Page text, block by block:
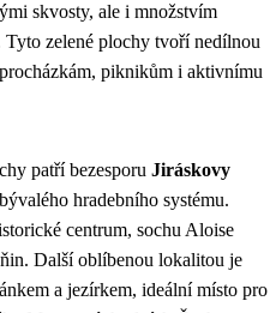
skvosty, ale i množstvím
zelené plochy tvoří nedílnou
piknikům i aktivnímu
patří bezesporu Jiráskovy
hradebního systému.
centrum, sochu Aloise
Další oblíbenou lokalitou je
a jezírkem, ideální místo pro